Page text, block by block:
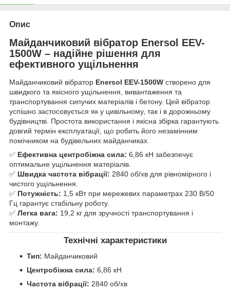
Опис
Майданчиковий вібратор Enersol EEV-
1500W – надійне рішення для
ефективного ущільнення
Майданчиковий вібратор Enersol EEV-1500W створено для
швидкого та якісного ущільнення, вивантаження та
транспортування сипучих матеріалів і бетону. Цей вібратор
успішно застосовується як у цивільному, так і в дорожньому
будівництві. Простота використання і якісна збірка гарантують
довгий термін експлуатації, що робить його незамінним
помічником на будівельних майданчиках.
✅ Ефективна центробіжна сила: 6,86 кН забезпечує
оптимальне ущільнення матеріалів.
✅ Швидка частота вібрації: 2840 об/хв для рівномірного і
чистого ущільнення.
✅ Потужність: 1,5 кВт при мережевих параметрах 230 В/50
Гц гарантує стабільну роботу.
✅ Легка вага: 19,2 кг для зручності транспортування і
монтажу.
Технічні характеристики
Тип: Майданчиковий
Центробіжна сила: 6,86 кН
Частота вібрації: 2840 об/хв